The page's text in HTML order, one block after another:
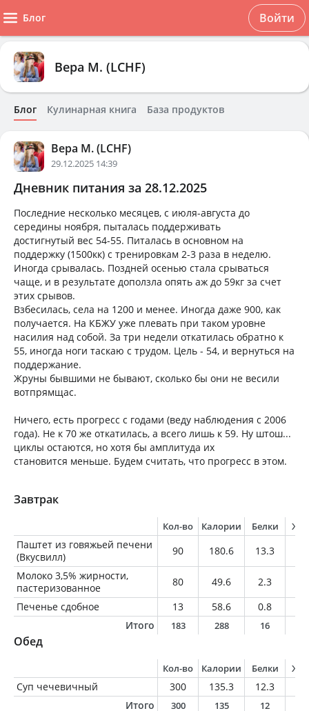
Блог Войти
Вера М. (LCHF)
Блог Кулинарная книга База продуктов
Вера М. (LCHF)
29.12.2025 14:39
Дневник питания за 28.12.2025
Последние несколько месяцев, с июля-августа до
середины ноября, пыталась поддерживать
достигнутый вес 54-55. Питалась в основном на
поддержку (1500кк) с тренировкам 2-3 раза в неделю.
Иногда срывалась. Поздней осенью стала срываться
чаще, и в результате доползла опять аж до 59кг за счет
этих срывов.
Взбесилась, села на 1200 и менее. Иногда даже 900, как
получается. На КБЖУ уже плевать при таком уровне
насилия над собой. За три недели откатилась обратно к
55, иногда ноги таскаю с трудом. Цель - 54, и вернуться на
поддержание.
Жруны бывшими не бывают, сколько бы они не весили
вотпрямщас.
Ничего, есть прогресс с годами (веду наблюдения с 2006
года). Не к 70 же откатилась, а всего лишь к 59. Ну штош...
циклы остаются, но хотя бы амплитуда их
становится меньше. Будем считать, что прогресс в этом.
Завтрак
Кол-во Калории Белки
Паштет из говяжьей печени
(Вкусвилл)
90 180.6 13.3
Молоко 3,5% жирности,
пастеризованное
80 49.6 2.3
Печенье сдобное
13 58.6 0.8
Итого
183 288 16
Обед
Кол-во Калории Белки
Суп чечевичный 300 135.3 12.3
Итого
300 135 12